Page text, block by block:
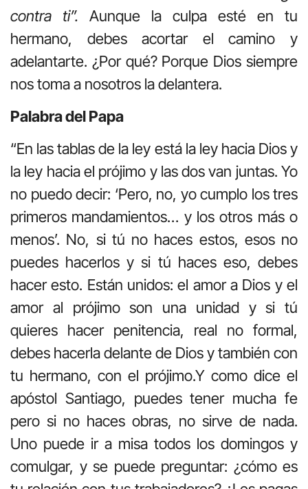
contra ti”. Aunque la culpa esté en tu
hermano, debes acortar el camino y
adelantarte. ¿Por qué? Porque Dios siempre
nos toma a nosotros la delantera.
Palabra del Papa
“En las tablas de la ley está la ley hacia Dios y
la ley hacia el prójimo y las dos van juntas. Yo
no puedo decir: ‘Pero, no, yo cumplo los tres
primeros mandamientos… y los otros más o
menos’. No, si tú no haces estos, esos no
puedes hacerlos y si tú haces eso, debes
hacer esto. Están unidos: el amor a Dios y el
amor al prójimo son una unidad y si tú
quieres hacer penitencia, real no formal,
debes hacerla delante de Dios y también con
tu hermano, con el prójimo.Y como dice el
apóstol Santiago, puedes tener mucha fe
pero si no haces obras, no sirve de nada.
Uno puede ir a misa todos los domingos y
comulgar, y se puede preguntar: ¿cómo es